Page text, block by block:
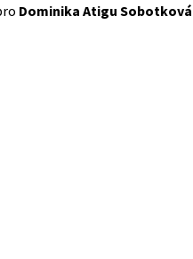
Dominika Atigu Sobotková